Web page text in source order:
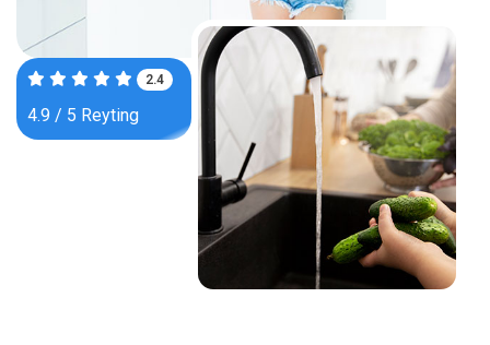
3.8
4.9 / 5 Reyting